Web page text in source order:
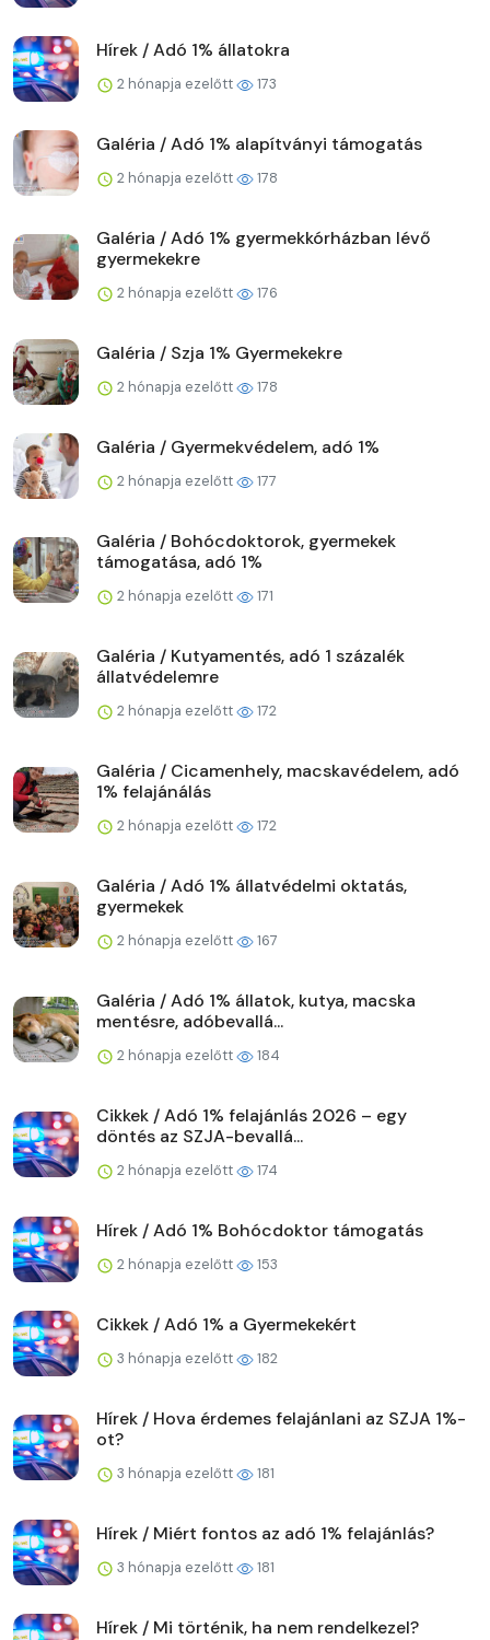
Hírek / Adó 1% állatokra
2 hónapja ezelőtt 173
Galéria / Adó 1% alapítványi támogatás
2 hónapja ezelőtt 178
Galéria / Adó 1% gyermekkórházban lévő
gyermekekre
2 hónapja ezelőtt 176
Galéria / Szja 1% Gyermekekre
2 hónapja ezelőtt 178
Galéria / Gyermekvédelem, adó 1%
2 hónapja ezelőtt 177
Galéria / Bohócdoktorok, gyermekek
támogatása, adó 1%
2 hónapja ezelőtt 171
Galéria / Kutyamentés, adó 1 százalék
állatvédelemre
2 hónapja ezelőtt 172
Galéria / Cicamenhely, macskavédelem, adó
1% felajánálás
2 hónapja ezelőtt 172
Galéria / Adó 1% állatvédelmi oktatás,
gyermekek
2 hónapja ezelőtt 167
Galéria / Adó 1% állatok, kutya, macska
mentésre, adóbevallá...
2 hónapja ezelőtt 184
Cikkek / Adó 1% felajánlás 2026 – egy
döntés az SZJA-bevallá...
2 hónapja ezelőtt 174
Hírek / Adó 1% Bohócdoktor támogatás
2 hónapja ezelőtt 153
Cikkek / Adó 1% a Gyermekekért
3 hónapja ezelőtt 182
Hírek / Hova érdemes felajánlani az SZJA 1%-
ot?
3 hónapja ezelőtt 181
Hírek / Miért fontos az adó 1% felajánlás?
3 hónapja ezelőtt 181
Hírek / Mi történik, ha nem rendelkezel?